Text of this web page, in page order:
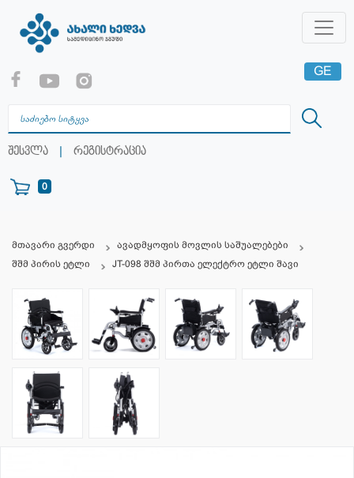
შესვლა | რეგისტრაცია
0
GE
RU
მთავარი გვერდი
ავადმყოფის მოვლის საშუალებები
შშმ პირის ეტლი
JT-098 შშმ პირთა ელექტრო ეტლი შავი